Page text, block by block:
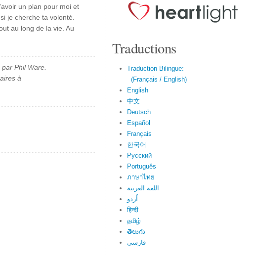
un plan pour moi et
je cherche ta volonté.
au long de la vie. Au
Phil Ware.
à
Traductions
Traduction Bilingue:
(Français / English)
English
中文
Deutsch
Español
Français
한국어
Русский
Português
ภาษาไทย
اللغة العربية
اُردو
हिन्दी
தமிழ்
తెలుగు
فارسی